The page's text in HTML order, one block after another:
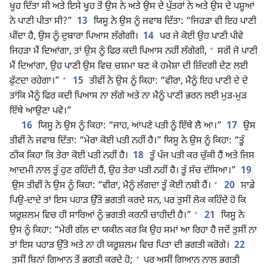
ਖੂਹ ਦਿੱਤਾ ਸੀ ਅਤੇ ਇਸੇ ਖੂਹ ਤੋਂ ਉਸ ਨੇ ਅਤੇ ਉਸ ਦੇ ਪੁੱਤਰਾਂ ਨੇ ਅਤੇ ਉਸ ਦੇ ਪਸ਼ੂਆਂ
ਨੇ ਪਾਣੀ ਪੀਤਾ ਸੀ?” 13 ਯਿਸੂ ਨੇ ਉਸ ਨੂੰ ਜਵਾਬ ਦਿੱਤਾ: “ਜਿਹੜਾ ਵੀ ਇਹ ਪਾਣੀ
ਪੀਂਦਾ ਹੈ, ਉਸ ਨੂੰ ਦੁਬਾਰਾ ਪਿਆਸ ਲੱਗੇਗੀ। 14 ਪਰ ਜੇ ਕੋਈ ਉਹ ਪਾਣੀ ਪੀਵੇ
ਜਿਹੜਾ ਮੈਂ ਦਿਆਂਗਾ, ਤਾਂ ਉਸ ਨੂੰ ਫਿਰ ਕਦੀ ਪਿਆਸ ਨਹੀਂ ਲੱਗੇਗੀ, + ਸਗੋਂ ਜੋ ਪਾਣੀ
ਮੈਂ ਦਿਆਂਗਾ, ਉਹ ਪਾਣੀ ਉਸ ਵਿਚ ਚਸ਼ਮਾ ਬਣ ਕੇ ਹਮੇਸ਼ਾ ਦੀ ਜ਼ਿੰਦਗੀ ਦੇਣ ਲਈ
ਫੁੱਟਦਾ ਰਹੇਗਾ।” + 15 ਤੀਵੀਂ ਨੇ ਉਸ ਨੂੰ ਕਿਹਾ: “ਵੀਰਾ, ਮੈਨੂੰ ਇਹ ਪਾਣੀ ਦੇ ਦੇ
ਤਾਂਕਿ ਮੈਨੂੰ ਫਿਰ ਕਦੀ ਪਿਆਸ ਨਾ ਲੱਗੇ ਅਤੇ ਨਾ ਮੈਨੂੰ ਪਾਣੀ ਭਰਨ ਲਈ ਮੁੜ-ਮੁੜ
ਇੱਥੇ ਆਉਣਾ ਪਵੇ।”
16 ਯਿਸੂ ਨੇ ਉਸ ਨੂੰ ਕਿਹਾ: “ਜਾਹ, ਆਪਣੇ ਪਤੀ ਨੂੰ ਇੱਥੇ ਲੈ ਆ।” 17 ਉਸ
ਤੀਵੀਂ ਨੇ ਜਵਾਬ ਦਿੱਤਾ: “ਮੇਰਾ ਕੋਈ ਪਤੀ ਨਹੀਂ ਹੈ।” ਯਿਸੂ ਨੇ ਉਸ ਨੂੰ ਕਿਹਾ: “ਤੂੰ
ਠੀਕ ਕਿਹਾ ਕਿ ਤੇਰਾ ਕੋਈ ਪਤੀ ਨਹੀਂ ਹੈ। 18 ਤੂੰ ਪੰਜ ਪਤੀ ਕਰ ਚੁੱਕੀ ਹੈਂ ਅਤੇ ਜਿਸ
ਆਦਮੀ ਨਾਲ ਤੂੰ ਹੁਣ ਰਹਿੰਦੀ ਹੈਂ, ਉਹ ਤੇਰਾ ਪਤੀ ਨਹੀਂ ਹੈ। ਤੂੰ ਸੱਚ ਦੱਸਿਆ।” 19
ਉਸ ਤੀਵੀਂ ਨੇ ਉਸ ਨੂੰ ਕਿਹਾ: “ਵੀਰਾ, ਮੈਨੂੰ ਲੱਗਦਾ ਤੂੰ ਕੋਈ ਨਬੀ ਹੈਂ। + 20 ਸਾਡੇ
ਪਿਉ-ਦਾਦੇ ਤਾਂ ਇਸ ਪਹਾੜ ਉੱਤੇ ਭਗਤੀ ਕਰਦੇ ਸਨ, ਪਰ ਤੁਸੀਂ ਲੋਕ ਕਹਿੰਦੇ ਹੋ ਕਿ
ਯਰੂਸ਼ਲਮ ਵਿਚ ਹੀ ਸਾਰਿਆਂ ਨੂੰ ਭਗਤੀ ਕਰਨੀ ਚਾਹੀਦੀ ਹੈ।” + 21 ਯਿਸੂ ਨੇ
ਉਸ ਨੂੰ ਕਿਹਾ: “ਮੇਰੀ ਗੱਲ ਦਾ ਯਕੀਨ ਕਰ ਕਿ ਉਹ ਸਮਾਂ ਆ ਰਿਹਾ ਹੈ ਜਦੋਂ ਤੁਸੀਂ ਨਾ
ਤਾਂ ਇਸ ਪਹਾੜ ਉੱਤੇ ਅਤੇ ਨਾ ਹੀ ਯਰੂਸ਼ਲਮ ਵਿਚ ਪਿਤਾ ਦੀ ਭਗਤੀ ਕਰੋਗੇ। 22
ਤੁਸੀਂ ਬਿਨਾਂ ਗਿਆਨ ਤੋਂ ਭਗਤੀ ਕਰਦੇ ਹੋ; + ਪਰ ਅਸੀਂ ਗਿਆਨ ਨਾਲ ਭਗਤੀ